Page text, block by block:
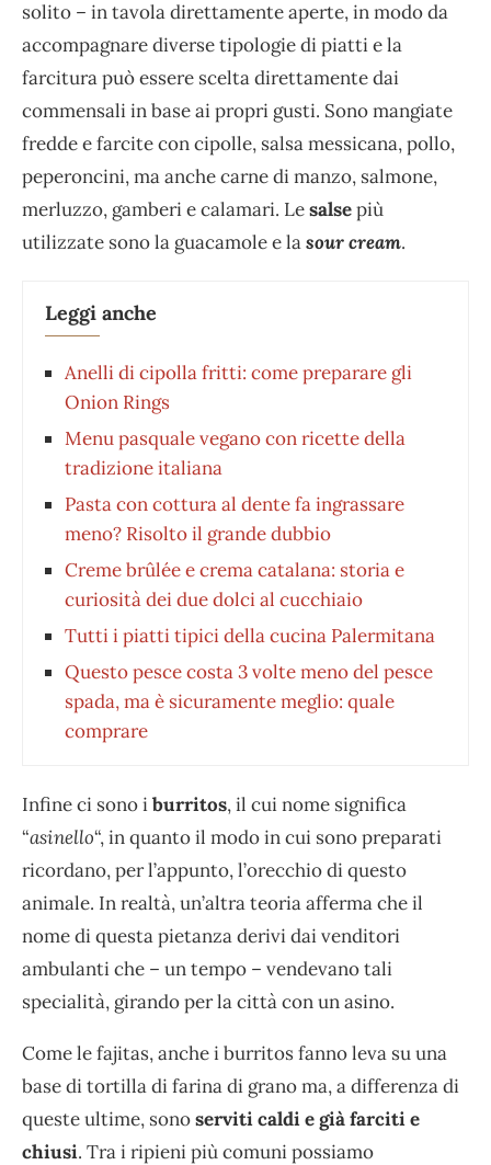
solito – in tavola direttamente aperte, in modo da
accompagnare diverse tipologie di piatti e la
farcitura può essere scelta direttamente dai
commensali in base ai propri gusti. Sono mangiate
fredde e farcite con cipolle, salsa messicana, pollo,
peperoncini, ma anche carne di manzo, salmone,
merluzzo, gamberi e calamari. Lesalsepiù
utilizzate sono la guacamole e lasour cream.
Leggi anche
Anelli di cipolla fritti: come preparare gli
Onion Rings
Menu pasquale vegano con ricette della
tradizione italiana
Pasta con cottura al dente fa ingrassare
meno? Risolto il grande dubbio
Creme brûlée e crema catalana: storia e
curiosità dei due dolci al cucchiaio
Tutti i piatti tipici della cucina Palermitana
Questo pesce costa 3 volte meno del pesce
spada, ma è sicuramente meglio: quale
comprare
Infine ci sono iburritos, il cui nome significa
“asinello“, in quanto il modo in cui sono preparati
ricordano, per l’appunto, l’orecchio di questo
animale. In realtà, un’altra teoria afferma che il
nome di questa pietanza derivi dai venditori
ambulanti che – un tempo – vendevano tali
specialità, girando per la città con un asino.
Come le fajitas, anche i burritos fanno leva su una
base di tortilla di farina di grano ma, a differenza di
queste ultime, sonoserviti caldi e già farciti e
chiusi. Tra i ripieni più comuni possiamo